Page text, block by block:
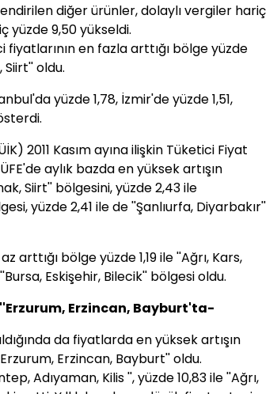
diğer ürünler, dolaylı vergiler hariç
yüzde 9,50 yükseldi.
fiyatlarının en fazla arttığı bölge yüzde
Siirt'' oldu.
yüzde 1,78, İzmir'de yüzde 1,51,
2011 Kasım ayına ilişkin Tüketici Fiyat
aylık bazda en yüksek artışın
Siirt'' bölgesini, yüzde 2,43 ile
yüzde 2,41 ile de ''Şanlıurfa, Diyarbakır''
arttığı bölge yüzde 1,19 ile ''Ağrı, Kars,
Eskişehir, Bilecik'' bölgesi oldu.
''Erzurum, Erzincan, Bayburt'ta-
da fiyatlarda en yüksek artışın
Erzincan, Bayburt'' oldu.
Adıyaman, Kilis '', yüzde 10,83 ile ''Ağrı,